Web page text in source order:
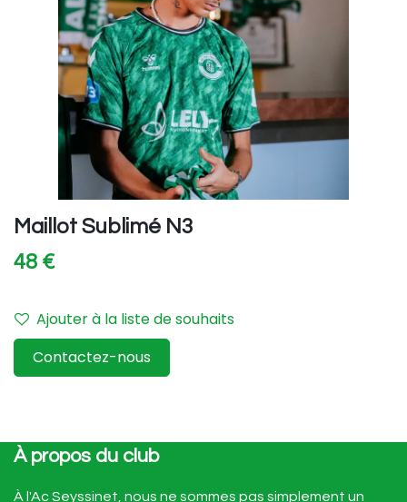
Maillot Sublimé N3
48 €
Ajouter à la liste de souhaits
Contactez-nous
À propos du club
À l'Ac Seyssinet, nous ne sommes pas simplement un